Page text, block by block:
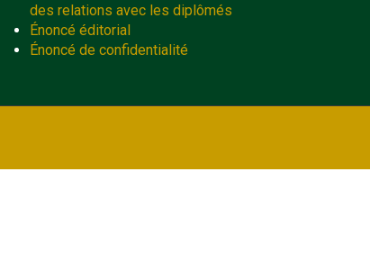
des relations avec les diplômés
Énoncé éditorial
Énoncé de confidentialité